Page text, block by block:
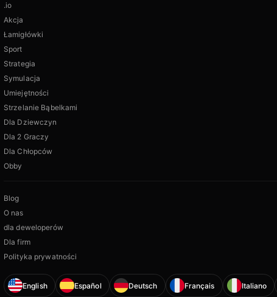
.io
Akcja
Łamigłówki
Sport
Strategia
Symulacja
Umiejętności
Strzelanie Bąbelkami
Dla Dziewczyn
Dla 2 Graczy
Dla Chłopców
Obby
Blog
O nas
dla deweloperów
Dla firm
Polityka prywatności
English Español Deutsch Français Italiano